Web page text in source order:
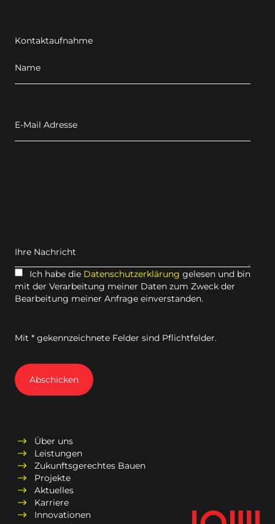
Kontaktaufnahme
Name
E-Mail Adresse
Ihre Nachricht
Ich habe die Datenschutzerklärung gelesen und bin
mit der Verarbeitung meiner Daten zum Zweck der
Bearbeitung meiner Anfrage einverstanden.
Mit * gekennzeichnete Felder sind Pflichtfelder.
Abschicken
Über uns
Leistungen
Zukunftsgerechtes Bauen
Projekte
Aktuelles
Karriere
Innovationen